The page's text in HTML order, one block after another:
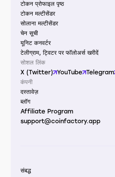
टोकन प्रोफाइल पृष्ठ
टोकन मल्टीसेंडर
सोलाना मल्टीसेंडर
चेन सूची
यूनिट कनवर्टर
टेलीग्राम, ट्विटर पर फॉलोअर्स खरीदें
सोशल लिंक
X (Twitter) YouTube Telegram
कंपनी
दस्तावेज़
ब्लॉग
Affiliate Program
support@coinfactory.app
संबद्ध